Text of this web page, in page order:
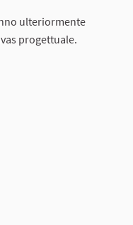
ulteriormente
progettuale.